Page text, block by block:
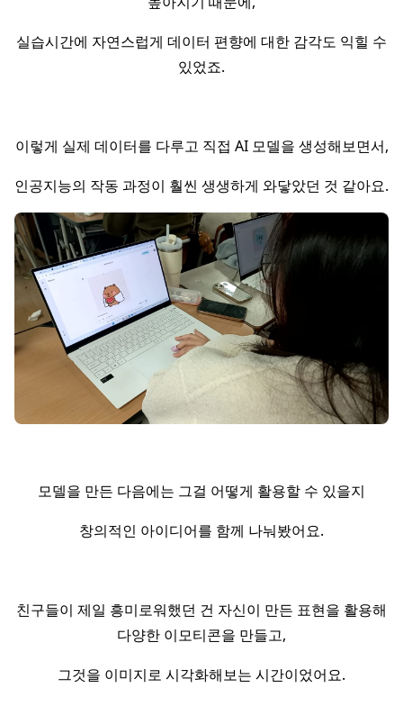
실습시간에 자연스럽게 데이터 편향에 대한 감각도 익힐 수
있었죠.
이렇게 실제 데이터를 다루고 직접 AI 모델을 생성해보면서,
인공지능의 작동 과정이 훨씬 생생하게 와닿았던 것 같아요.
모델을 만든 다음에는 그걸 어떻게 활용할 수 있을지
창의적인 아이디어를 함께 나눠봤어요.
친구들이 제일 흥미로워했던 건 자신이 만든 표현을 활용해
다양한 이모티콘을 만들고,
그것을 이미지로 시각화해보는 시간이었어요.